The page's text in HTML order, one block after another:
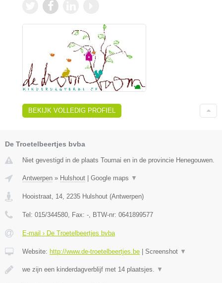
BEKIJK VOLLEDIG PROFIEL
De Troetelbeertjes bvba
Niet gevestigd in de plaats Tournai en in de provincie Henegouwen.
Antwerpen » Hulshout Google maps ▼
Hooistraat, 14 2235 Hulshout (Antwerpen)
Tel: 015/344580 , Fax: - , BTW-nr: 0641899577
E-mail › De Troetelbeertjes bvba
Website: http://www.de-troetelbeertjes.be Screenshot ▼
we zijn een kinderdagverblijf met 14 plaatsjes. ▼